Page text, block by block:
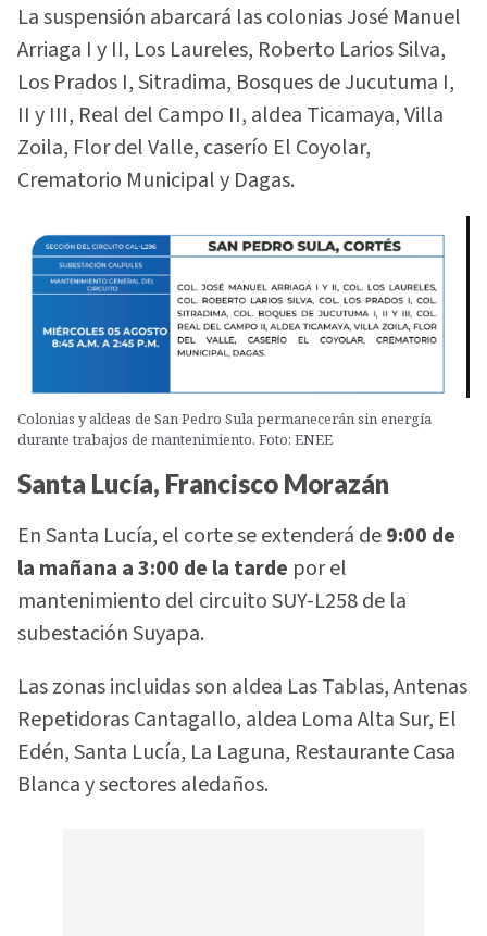
La suspensión abarcará las colonias José Manuel
Arriaga I y II, Los Laureles, Roberto Larios Silva,
Los Prados I, Sitradima, Bosques de Jucutuma I,
II y III, Real del Campo II, aldea Ticamaya, Villa
Zoila, Flor del Valle, caserío El Coyolar,
Crematorio Municipal y Dagas.
Colonias y aldeas de San Pedro Sula permanecerán sin energía
durante trabajos de mantenimiento. Foto: ENEE
Santa Lucía, Francisco Morazán
En Santa Lucía, el corte se extenderá de9:00 de
la mañana a 3:00 de la tarde por el
mantenimiento del circuito SUY-L258 de la
subestación Suyapa.
Las zonas incluidas son aldea Las Tablas, Antenas
Repetidoras Cantagallo, aldea Loma Alta Sur, El
Edén, Santa Lucía, La Laguna, Restaurante Casa
Blanca y sectores aledaños.